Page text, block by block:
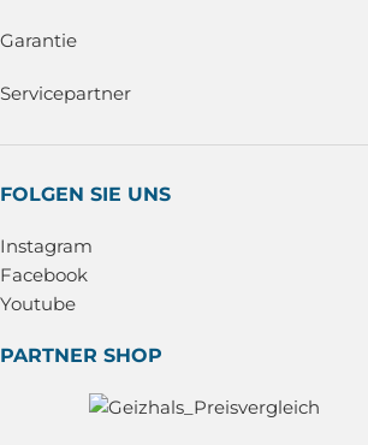
Garantie
Servicepartner
FOLGEN SIE UNS
Instagram
Facebook
Youtube
PARTNER SHOP